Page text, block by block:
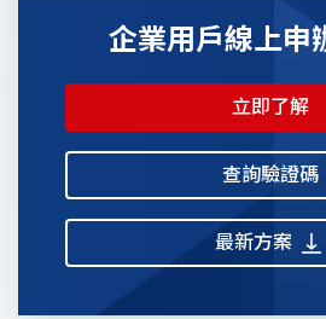
企業用戶線上申
立即了解
查詢驗證碼
最新方案